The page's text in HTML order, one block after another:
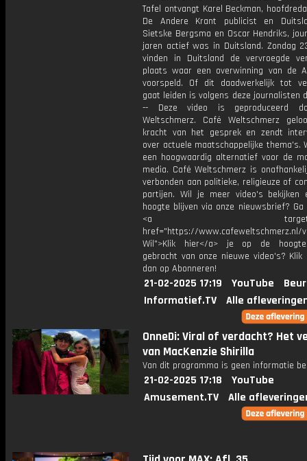
Tafel ontvangt Karel Beckman,
De Andere Krant publicist en
Sietske Bergsma en Oscar Hendriks,
jaren actief was in Duitsland. Zondag
vinden in Duitsland de vervroegde
plaats waar een overwinning van de
voorspeld. Of dit daadwerkelijk tot
gaat leiden is volgens deze journalisten
-- Deze video is geproduceerd
Weltschmerz. Café Weltschmerz
kracht van het gesprek en zendt
over actuele maatschappelijke thema's.
een hoogwaardig alternatief voor de
media. Café Weltschmerz is
verbonden aan politieke, religieuze of
partijen. Wil je meer video's bekijken
hoogte blijven via onze nieuwsbrief? Ga
<a
href="https://www.cafeweltschmerz.nl/
Wil">Klik hier</a> je op de
gebracht van onze nieuwe video's? Klik
dan op Abonneren!
21-02-2025 17:19 YouTube
Informatief.TV
Alle
OnneDi: Viral of verdacht? Het
van MacKenzie Shirilla
Van dit programma is geen informatie
21-02-2025 17:18
YouTube
Amusement.TV
Alle